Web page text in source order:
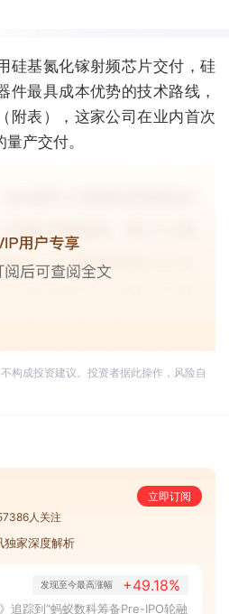
硅基氮化镓射频芯片交付，硅
件最具成本优势的技术路线，
附表），这家公司在业内首次
产交付。
构成投资建议。投资者据此操作，风险自
立即订阅
人关注
独家深度解析
发现至今最高涨幅 +49.18%
追踪到“蚂蚁数科筹备Pre-IPO轮融